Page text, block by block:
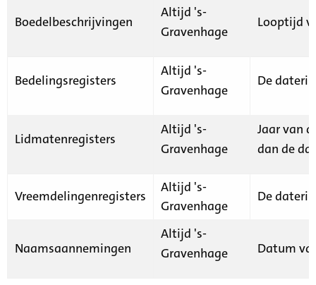
Boedelbeschrijvingen
Altijd 's-
Gravenhage
Looptijd
Bedelingsregisters
Altijd 's-
Gravenhage
De
Lidmatenregisters
Altijd 's-
Gravenhage
Jaar van
dan de
Vreemdelingenregisters
Altijd 's-
Gravenhage
De
Naamsaannemingen
Altijd 's-
Gravenhage
Datum